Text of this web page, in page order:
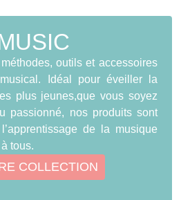
outils et accessoires
Idéal pour éveiller la
plus jeunes,que vous soyez
passionné, nos produits sont
de la musique
tous.
COLLECTION